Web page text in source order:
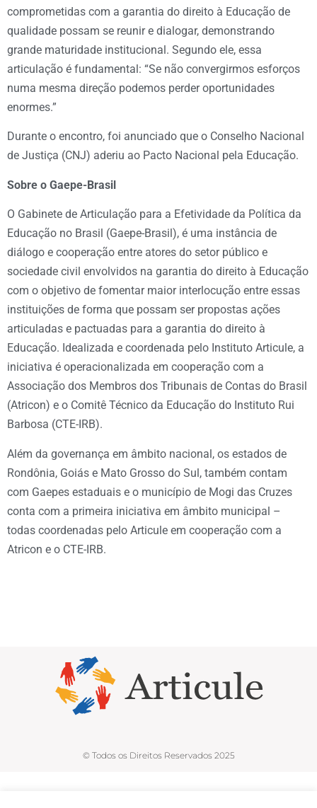
comprometidas com a garantia do direito à Educação de
qualidade possam se reunir e dialogar, demonstrando
grande maturidade institucional. Segundo ele, essa
articulação é fundamental: “Se não convergirmos esforços
numa mesma direção podemos perder oportunidades
enormes.”
Durante o encontro, foi anunciado que o Conselho Nacional
de Justiça (CNJ) aderiu ao Pacto Nacional pela Educação.
Sobre o Gaepe-Brasil
O Gabinete de Articulação para a Efetividade da Política da
Educação no Brasil (Gaepe-Brasil), é uma instância de
diálogo e cooperação entre atores do setor público e
sociedade civil envolvidos na garantia do direito à Educação
com o objetivo de fomentar maior interlocução entre essas
instituições de forma que possam ser propostas ações
articuladas e pactuadas para a garantia do direito à
Educação. Idealizada e coordenada pelo Instituto Articule, a
iniciativa é operacionalizada em cooperação com a
Associação dos Membros dos Tribunais de Contas do Brasil
(Atricon) e o Comitê Técnico da Educação do Instituto Rui
Barbosa (CTE-IRB).
Além da governança em âmbito nacional, os estados de
Rondônia, Goiás e Mato Grosso do Sul, também contam
com Gaepes estaduais e o município de Mogi das Cruzes
conta com a primeira iniciativa em âmbito municipal –
todas coordenadas pelo Articule em cooperação com a
Atricon e o CTE-IRB.
© Todos os Direitos Reservados 2025